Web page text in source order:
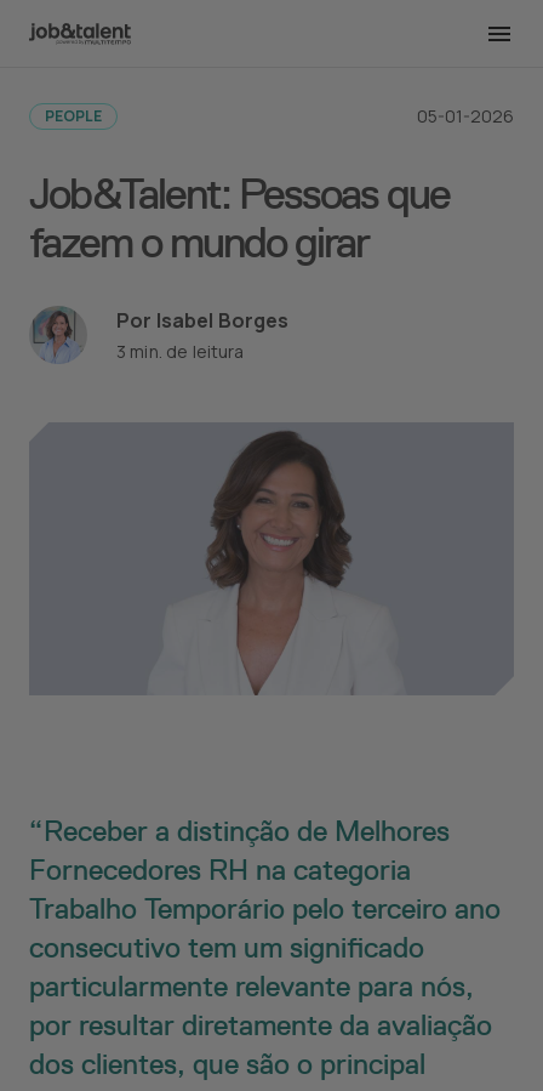
Job&Talent: Pessoas que
fazem o mundo girar
PEOPLE 05-01-2026
Por Isabel Borges
3 min. de leitura
Voltar para todas as publicações
Receber a distinção de Melhores
Fornecedores RH na categoria
Trabalho Temporário pelo terceiro ano
consecutivo tem um significado
particularmente relevante para nós,
por resultar diretamente da avaliação
dos clientes, que são o principal